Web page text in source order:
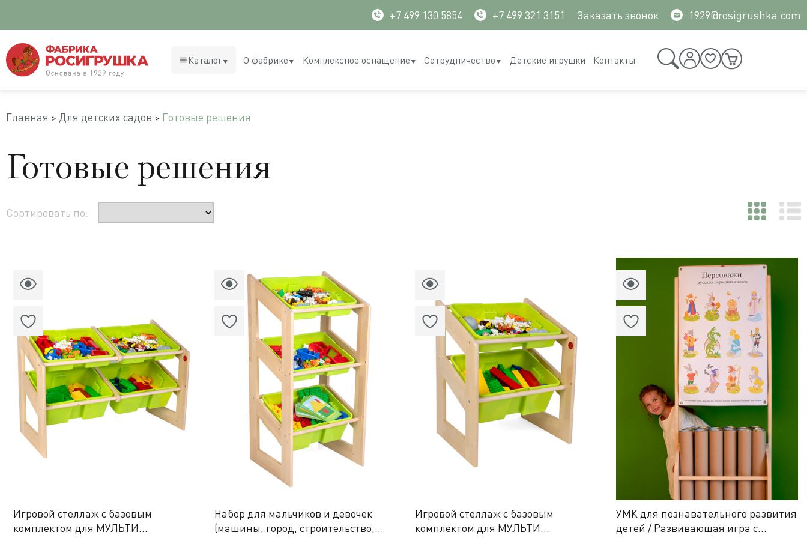
+7 499 130 5854 +7 499 321 3151 Заказать звонок 1929@rosigrushka.com
Каталог О фабрике Комплексное оснащение Сотрудничество Детские игрушки Контакты
Главная Для детских садов Готовые решения
Готовые решения
Сортировать по:
Игровой стеллаж с базовым
комплектом для МУЛЬТИ
Набор для мальчиков и девочек
(машины, город, строительство,
Игровой стеллаж с базовым
комплектом для МУЛЬТИ
УМК для познавательного развития
детей / Развивающая игра с